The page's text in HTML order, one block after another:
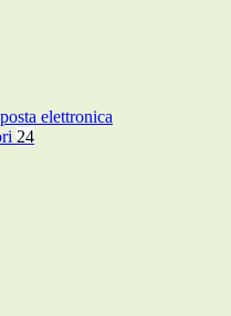
elettronica
24